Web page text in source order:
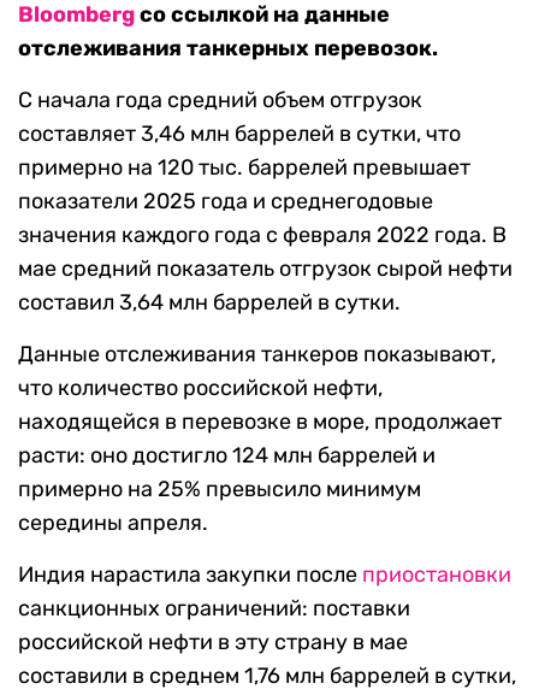
Bloombergсо ссылкой на данные
отслеживания танкерных перевозок.
С начала года средний объем отгрузок
составляет 3,46 млн баррелей в сутки, что
примерно на 120 тыс. баррелей превышает
показатели 2025 года и среднегодовые
значения каждого года с февраля 2022 года. В
мае средний показатель отгрузок сырой нефти
составил 3,64 млн баррелей в сутки.
Данные отслеживания танкеров показывают,
что количество российской нефти,
находящейся в перевозке в море, продолжает
расти: оно достигло 124 млн баррелей и
примерно на 25% превысило минимум
середины апреля.
Индия нарастила закупки после приостановки
санкционных ограничений: поставки
российской нефти в эту страну в мае
составили в среднем 1,76 млн баррелей в сутки,